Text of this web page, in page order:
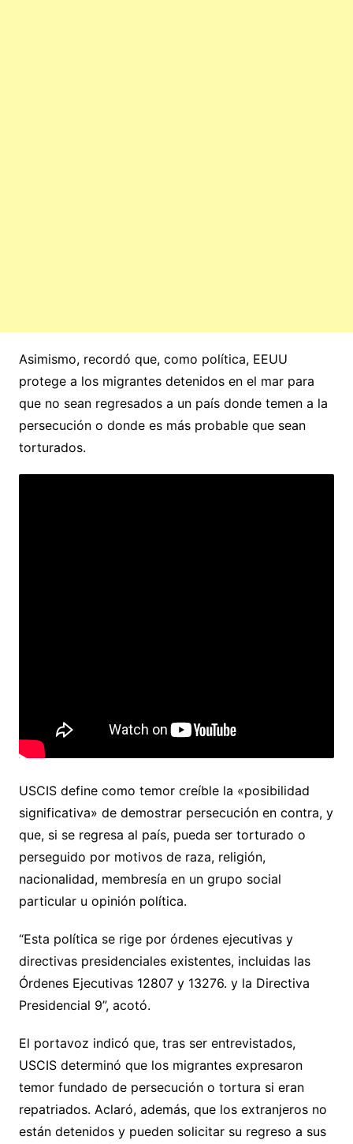
Asimismo, recordó que, como política, EEUU
protege a los migrantes detenidos en el mar para
que no sean regresados a un país donde temen a la
persecución o donde es más probable que sean
torturados.
USCIS define como temor creíble la «posibilidad
significativa» de demostrar persecución en contra, y
que, si se regresa al país, pueda ser torturado o
perseguido por motivos de raza, religión,
nacionalidad, membresía en un grupo social
particular u opinión política.
“Esta política se rige por órdenes ejecutivas y
directivas presidenciales existentes, incluidas las
Órdenes Ejecutivas 12807 y 13276. y la Directiva
Presidencial 9”, acotó.
El portavoz indicó que, tras ser entrevistados,
USCIS determinó que los migrantes expresaron
temor fundado de persecución o tortura si eran
repatriados. Aclaró, además, que los extranjeros no
están detenidos y pueden solicitar su regreso a sus